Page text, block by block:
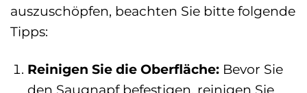
auszuschöpfen, beachten Sie bitte folgende
Tipps:
Reinigen Sie die Oberfläche: Bevor Sie